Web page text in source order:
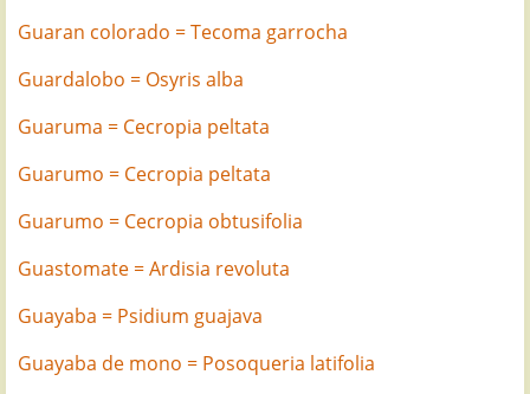
Guaran colorado = Tecoma garrocha
Guardalobo = Osyris alba
Guaruma = Cecropia peltata
Guarumo = Cecropia peltata
Guarumo = Cecropia obtusifolia
Guastomate = Ardisia revoluta
Guayaba = Psidium guajava
Guayaba de mono = Posoqueria latifolia